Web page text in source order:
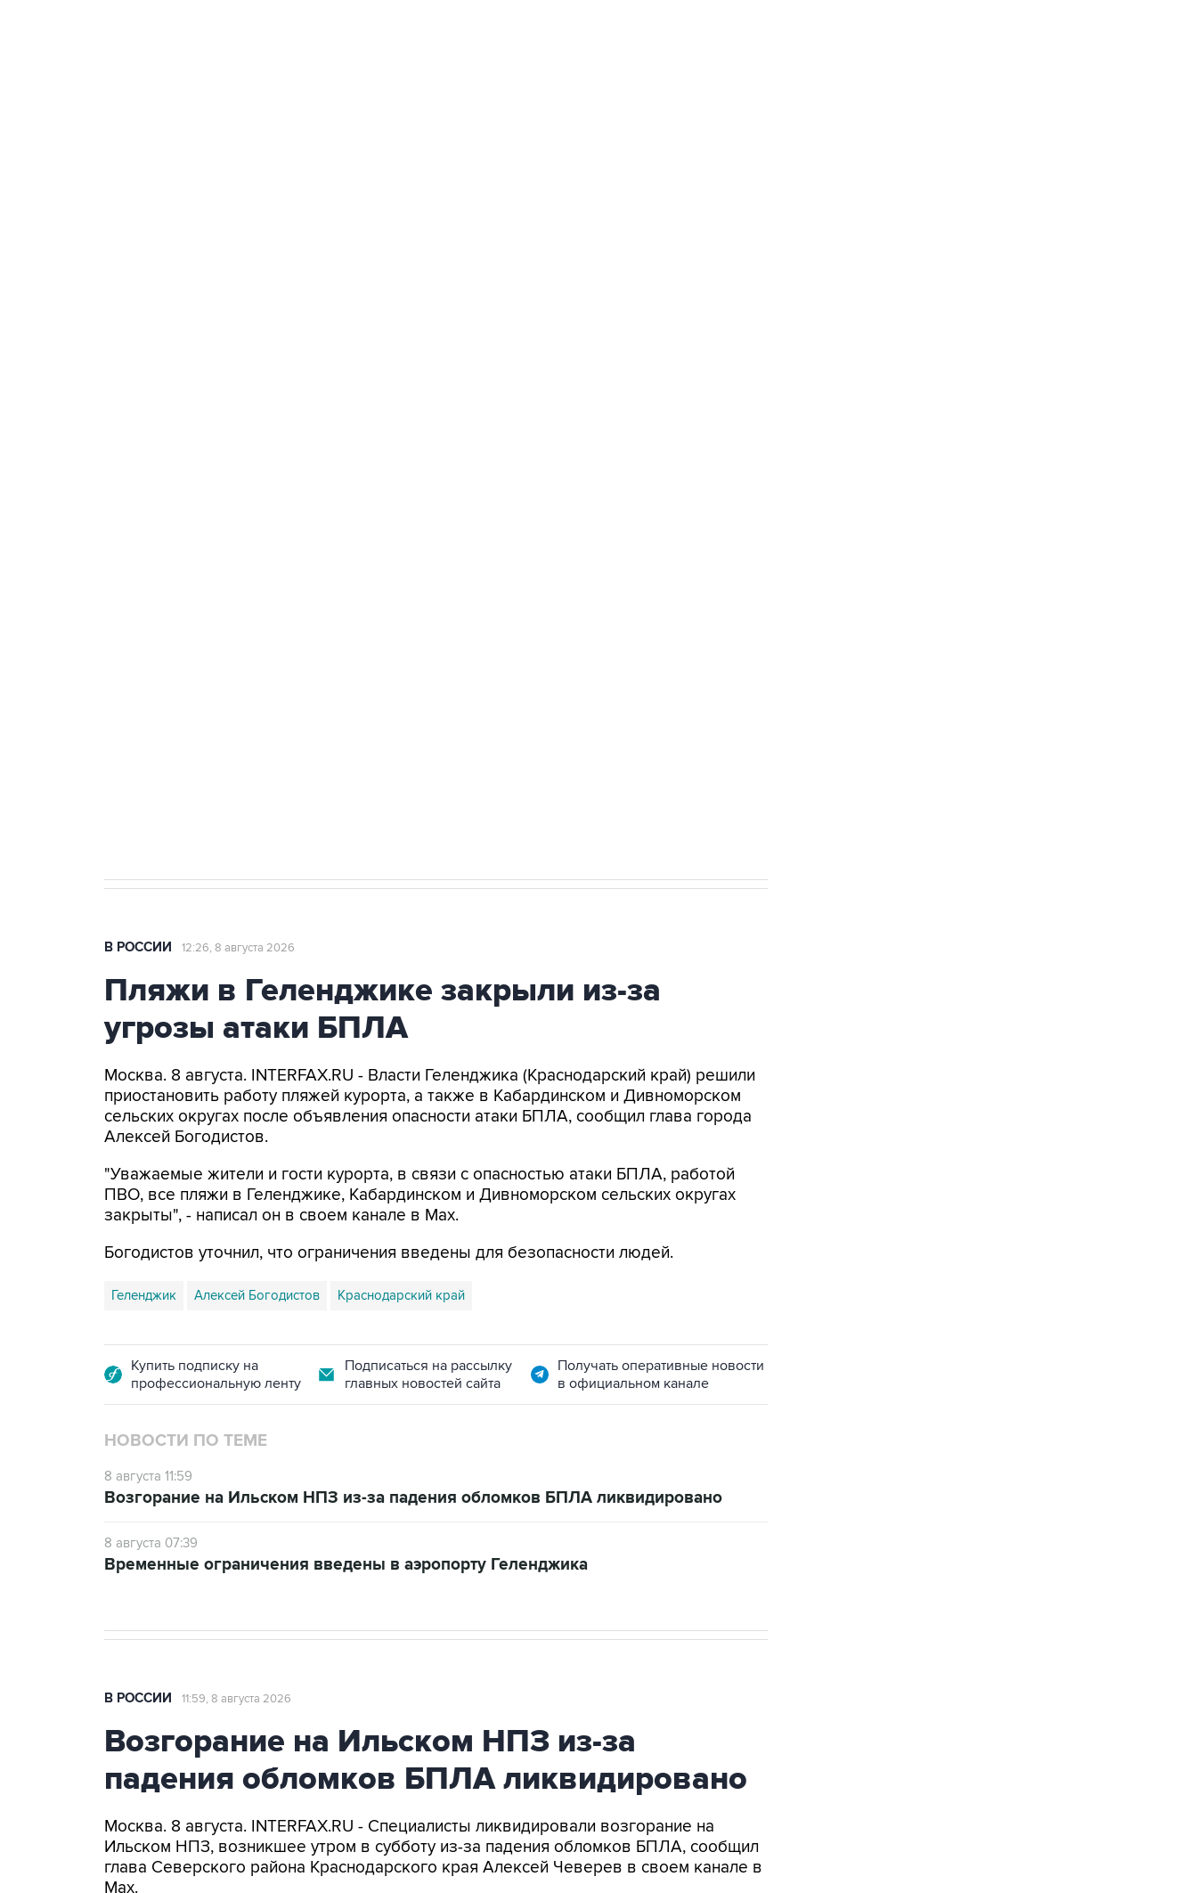
В РОССИИ 12:26, 8 августа 2026
Пляжи в Геленджике закрыли из-за
угрозы атаки БПЛА
Москва. 8 августа. INTERFAX.RU - Власти Геленджика (Краснодарский край) решили
приостановить работу пляжей курорта, а также в Кабардинском и Дивноморском
сельских округах после объявления опасности атаки БПЛА, сообщил глава города
Алексей Богодистов.
"Уважаемые жители и гости курорта, в связи с опасностью атаки БПЛА, работой
ПВО, все пляжи в Геленджике, Кабардинском и Дивноморском сельских округах
закрыты", - написал он в своем канале в Max.
Богодистов уточнил, что ограничения введены для безопасности людей.
Геленджик Алексей Богодистов Краснодарский край
Купить подписку на
профессиональную ленту
Подписаться на рассылку
главных новостей сайта
Получать оперативные новости
в официальном канале
НОВОСТИ ПО ТЕМЕ
8 августа 11:59
Возгорание на Ильском НПЗ из-за падения обломков БПЛА ликвидировано
8 августа 07:39
Временные ограничения введены в аэропорту Геленджика
В РОССИИ 11:59, 8 августа 2026
Возгорание на Ильском НПЗ из-за
падения обломков БПЛА ликвидировано
Москва. 8 августа. INTERFAX.RU - Специалисты ликвидировали возгорание на
Ильском НПЗ, возникшее утром в субботу из-за падения обломков БПЛА, сообщил
глава Северского района Краснодарского края Алексей Чеверев в своем канале в
Max.